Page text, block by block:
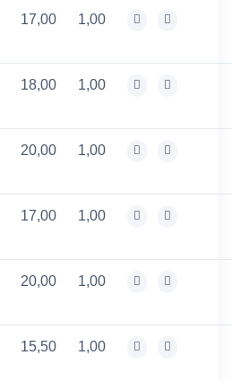
17,00 1,00
18,00 1,00
20,00 1,00
17,00 1,00
20,00 1,00
15,50 1,00